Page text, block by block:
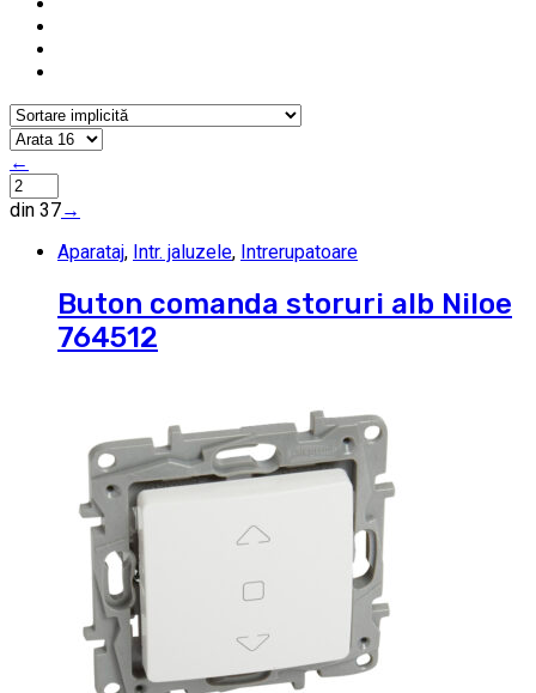
←
din 37→
Aparataj, Intr. jaluzele, Intrerupatoare
Buton comanda storuri alb Niloe
764512